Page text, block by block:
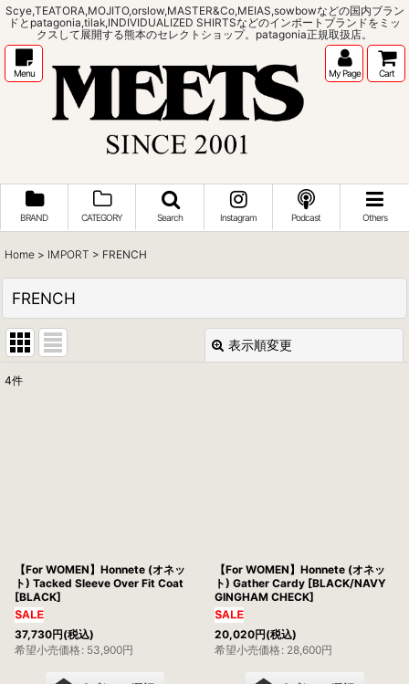
Scye,TEATORA,MOJITO,orslow,MASTER&Co,MEIAS,sowbowなどの国内ブラン
ドとpatagonia,tilak,INDIVIDUALIZED SHIRTSなどのインポートブランドをミッ
クスして展開する熊本のセレクトショップ。patagonia正規取扱店。
Menu My Page Cart
BRAND CATEGORY Search Instagram Podcast Others
Home > IMPORT > FRENCH
FRENCH
表示順変更
4件
【For WOMEN】Honnete (オネッ
ト) Tacked Sleeve Over Fit Coat
[BLACK]
37,730円(税込)
希望小売価格 : 53,900円
【For WOMEN】Honnete (オネッ
ト) Gather Cardy [BLACK/NAVY
GINGHAM CHECK]
20,020円(税込)
希望小売価格 : 28,600円